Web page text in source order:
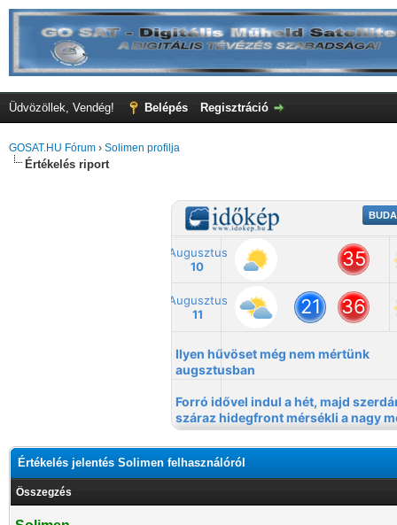
Üdvözöllek, Vendég! Belépés Regisztráció
GOSAT.HU Fórum › Solimen profilja
Értékelés riport
Értékelés jelentés Solimen felhasználóról
Összegzés